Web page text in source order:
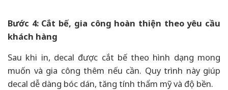
Bước 4: Cắt bế, gia công hoàn thiện theo yêu cầu
khách hàng
Sau khi in, decal được cắt bế theo hình dạng mong
muốn và gia công thêm nếu cần. Quy trình này giúp
decal dễ dàng bóc dán, tăng tính thẩm mỹ và độ bền.